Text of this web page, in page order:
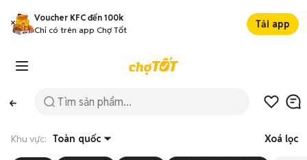
Voucher KFC đến 100k
Chỉ có trên app Chợ Tốt
Tải app
Khu vực: Toàn quốc Xoá lọc